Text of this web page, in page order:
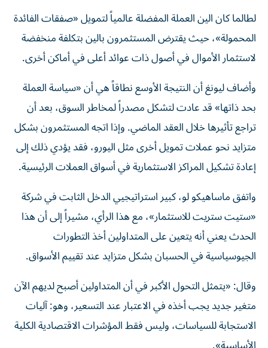
لطالما كان الين العملة المفضلة عالمياً لتمويل «صفقات الفائدة
المحمولة»، حيث يقترض المستثمرون بالين بتكلفة منخفضة
لاستثمار الأموال في أصول ذات عوائد أعلى في أماكن أخرى.
وأضاف ليونغ أن النتيجة الأوسع نطاقاً هي أن «سياسة العملة
بحد ذاتها» قد عادت لتشكل مصدراً لمخاطر السوق، بعد أن
تراجع تأثيرها خلال العقد الماضي. وإذا اتجه المستثمرون بشكل
متزايد نحو عملات تمويل أخرى مثل اليورو، فقد يؤدي ذلك إلى
إعادة تشكيل المراكز الاستثمارية في أسواق العملات الرئيسية.
واتفق ماساهيكو لو، كبير استراتيجيي الدخل الثابت في شركة
«ستيت ستريت للاستثمار»، مع هذا الرأي، مشيراً إلى أن هذا
الحدث يعني أنه يتعين على المتداولين أخذ التطورات
الجيوسياسية في الحسبان بشكل متزايد عند تقييم الأسواق.
وقال: «يتمثل التحول الأكبر في أن المتداولين أصبح لديهم الآن
متغير جديد يجب أخذه في الاعتبار عند التسعير، وهو: آليات
الاستجابة للسياسات، وليس فقط المؤشرات الاقتصادية الكلية